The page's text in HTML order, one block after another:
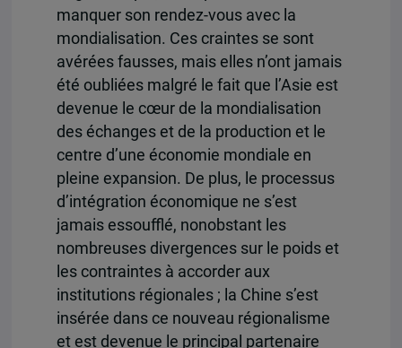
manquer son rendez-vous avec la
mondialisation. Ces craintes se sont
avérées fausses, mais elles n’ont jamais
été oubliées malgré le fait que l’Asie est
devenue le cœur de la mondialisation
des échanges et de la production et le
centre d’une économie mondiale en
pleine expansion. De plus, le processus
d’intégration économique ne s’est
jamais essoufflé, nonobstant les
nombreuses divergences sur le poids et
les contraintes à accorder aux
institutions régionales ; la Chine s’est
insérée dans ce nouveau régionalisme
et est devenue le principal partenaire